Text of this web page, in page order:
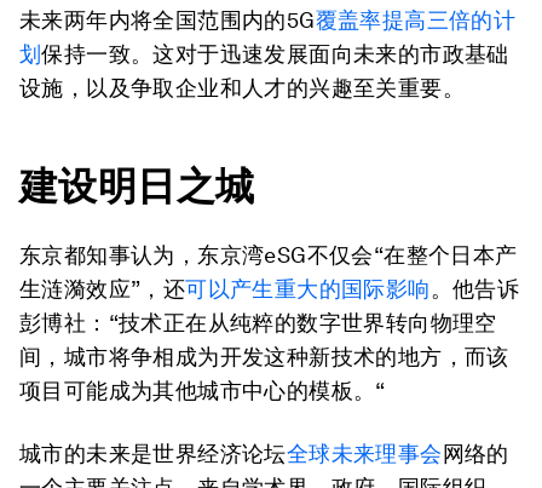
未来两年内将全国范围内的5G覆盖率提高三倍的计
划保持一致。这对于迅速发展面向未来的市政基础
设施，以及争取企业和人才的兴趣至关重要。
建设明日之城
东京都知事认为，东京湾eSG不仅会“在整个日本产
生涟漪效应”，还可以产生重大的国际影响。他告诉
彭博社：“技术正在从纯粹的数字世界转向物理空
间，城市将争相成为开发这种新技术的地方，而该
项目可能成为其他城市中心的模板。“
城市的未来是世界经济论坛全球未来理事会 网络的